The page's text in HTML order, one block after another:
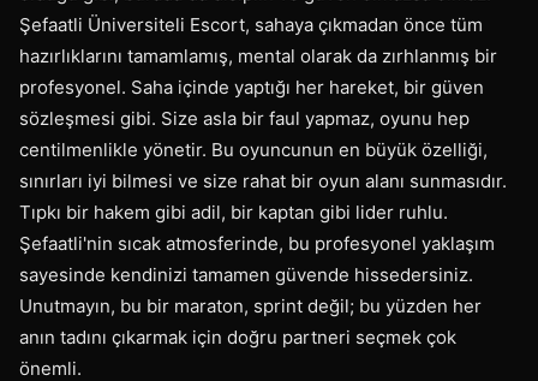
Şefaatli Üniversiteli Escort, sahaya çıkmadan önce tüm
hazırlıklarını tamamlamış, mental olarak da zırhlanmış bir
profesyonel. Saha içinde yaptığı her hareket, bir güven
sözleşmesi gibi. Size asla bir faul yapmaz, oyunu hep
centilmenlikle yönetir. Bu oyuncunun en büyük özelliği,
sınırları iyi bilmesi ve size rahat bir oyun alanı sunmasıdır.
Tıpkı bir hakem gibi adil, bir kaptan gibi lider ruhlu.
Şefaatli'nin sıcak atmosferinde, bu profesyonel yaklaşım
sayesinde kendinizi tamamen güvende hissedersiniz.
Unutmayın, bu bir maraton, sprint değil; bu yüzden her
anın tadını çıkarmak için doğru partneri seçmek çok
önemli.